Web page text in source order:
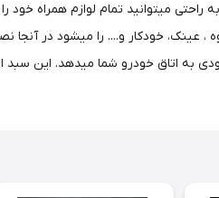
تمام لوازم همراه خود را
عینک، خودکار و.... را میشود در